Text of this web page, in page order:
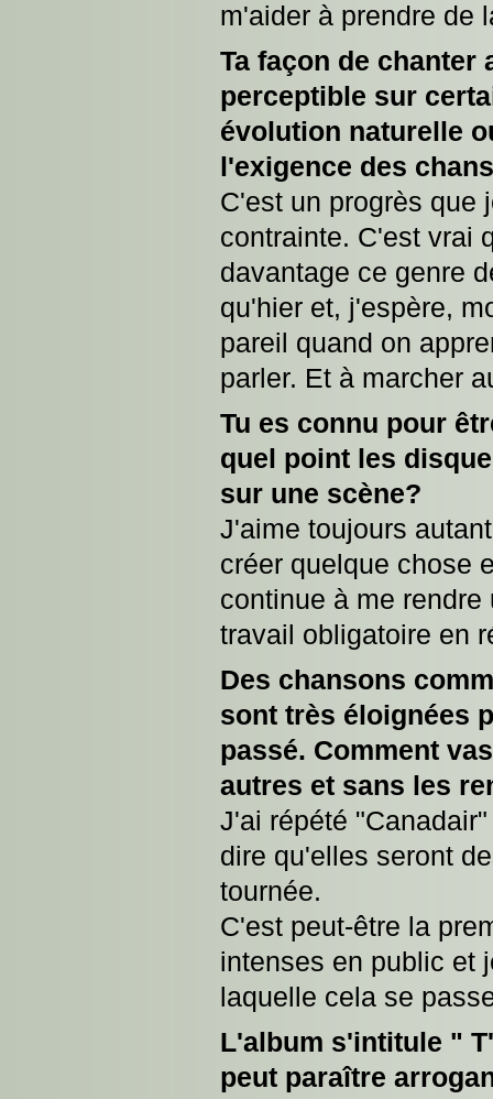
m'aider à prendre de
Ta façon de chanter
perceptible sur
évolution naturelle
l'exigence des
C'est un progrès que
contrainte. C'est vrai
davantage ce genre
qu'hier et, j'espère,
pareil quand on
parler. Et à marcher
Tu es connu pour
quel point les
sur une scène?
J'aime toujours
créer quelque chose
continue à me
travail obligatoire en
Des chansons
sont très éloignées
passé. Comment
autres et sans les
J'ai répété
dire qu'elles seront
tournée.
C'est peut-être la
intenses en public et
laquelle cela se
L'album s'intitule "
peut paraître